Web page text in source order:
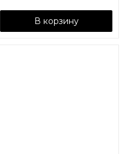
В корзину